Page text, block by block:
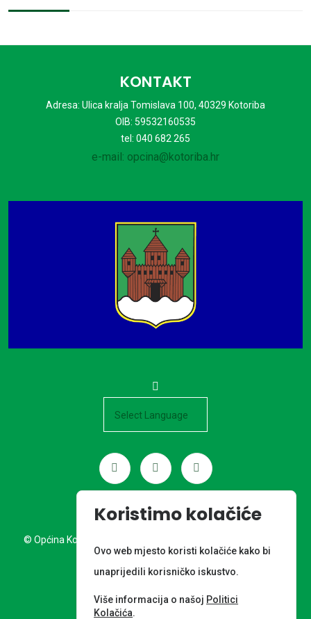
KONTAKT
Adresa: Ulica kralja Tomislava 100, 40329 Kotoriba
OIB: 59532160535
tel: 040 682 265
e-mail: opcina@kotoriba.hr
© Općina Kotoriba. Sva prava pridržana. Izrada web stranice:
Nordia grupa d.o.o.
Koristimo kolačiće
Ovo web mjesto koristi kolačiće kako bi
unaprijedili korisničko iskustvo.
Više informacija o našoj Politici
Kolačića.